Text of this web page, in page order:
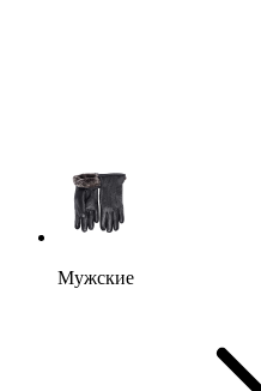
Мужские